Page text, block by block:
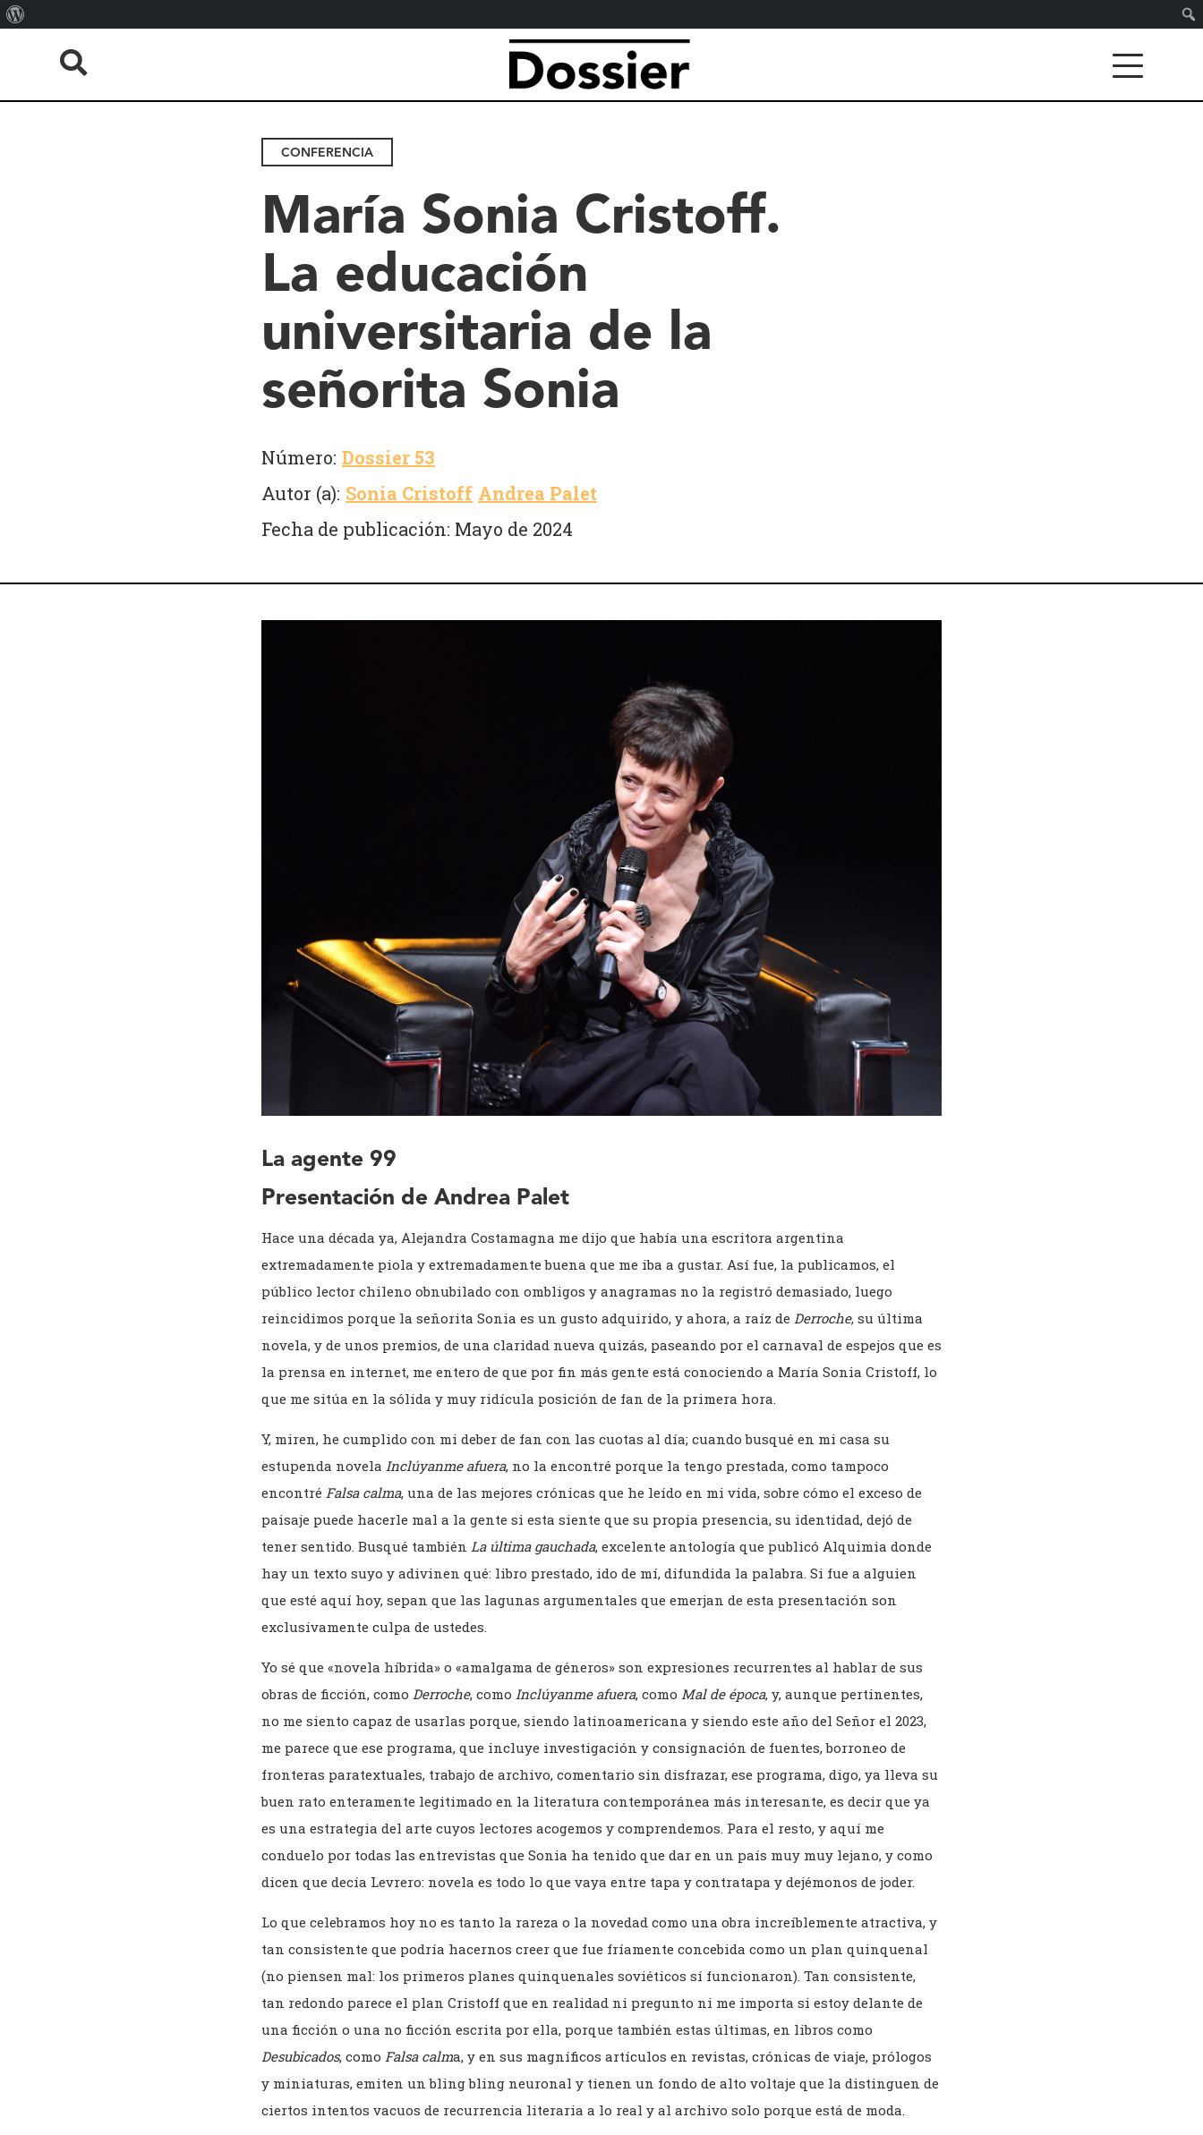
CONFERENCIA
María Sonia Cristoff.
La educación
universitaria de la
señorita Sonia
Número: Dossier 53
Autor (a): Sonia Cristoff Andrea Palet
Fecha de publicación: Mayo de 2024
La agente 99
Presentación de Andrea Palet
Hace una década ya, Alejandra Costamagna me dijo que había una escritora argentina
extremadamente piola y extremadamente buena que me iba a gustar. Así fue, la publicamos, el
público lector chileno obnubilado con ombligos y anagramas no la registró demasiado, luego
reincidimos porque la señorita Sonia es un gusto adquirido, y ahora, a raíz de Derroche, su última
novela, y de unos premios, de una claridad nueva quizás, paseando por el carnaval de espejos que es
la prensa en internet, me entero de que por fin más gente está conociendo a María Sonia Cristoff, lo
que me sitúa en la sólida y muy ridícula posición de fan de la primera hora.
Y, miren, he cumplido con mi deber de fan con las cuotas al día; cuando busqué en mi casa su
estupenda novela Inclúyanme afuera, no la encontré porque la tengo prestada, como tampoco
encontré Falsa calma, una de las mejores crónicas que he leído en mi vida, sobre cómo el exceso de
paisaje puede hacerle mal a la gente si esta siente que su propia presencia, su identidad, dejó de
tener sentido. Busqué también La última gauchada, excelente antología que publicó Alquimia donde
hay un texto suyo y adivinen qué: libro prestado, ido de mí, difundida la palabra. Si fue a alguien
que esté aquí hoy, sepan que las lagunas argumentales que emerjan de esta presentación son
exclusivamente culpa de ustedes.
Yo sé que «novela híbrida» o «amalgama de géneros» son expresiones recurrentes al hablar de sus
obras de ficción, como Derroche, como Inclúyanme afuera, como Mal de época, y, aunque pertinentes,
no me siento capaz de usarlas porque, siendo latinoamericana y siendo este año del Señor el 2023,
me parece que ese programa, que incluye investigación y consignación de fuentes, borroneo de
fronteras paratextuales, trabajo de archivo, comentario sin disfrazar, ese programa, digo, ya lleva su
buen rato enteramente legitimado en la literatura contemporánea más interesante, es decir que ya
es una estrategia del arte cuyos lectores acogemos y comprendemos. Para el resto, y aquí me
conduelo por todas las entrevistas que Sonia ha tenido que dar en un país muy muy lejano, y como
dicen que decía Levrero: novela es todo lo que vaya entre tapa y contratapa y dejémonos de joder.
Lo que celebramos hoy no es tanto la rareza o la novedad como una obra increíblemente atractiva, y
tan consistente que podría hacernos creer que fue fríamente concebida como un plan quinquenal
(no piensen mal: los primeros planes quinquenales soviéticos sí funcionaron). Tan consistente,
tan redondo parece el plan Cristoff que en realidad ni pregunto ni me importa si estoy delante de
una ficción o una no ficción escrita por ella, porque también estas últimas, en libros como
Desubicados, como Falsa calma, y en sus magníficos artículos en revistas, crónicas de viaje, prólogos
y miniaturas, emiten un bling bling neuronal y tienen un fondo de alto voltaje que la distinguen de
ciertos intentos vacuos de recurrencia literaria a lo real y al archivo solo porque está de moda.